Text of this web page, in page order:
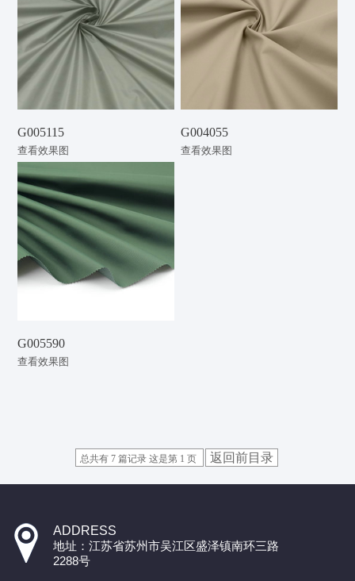
G005115
查看效果图
G004055
查看效果图
G005590
查看效果图
总共有 7 篇记录 这是第 1 页 返回前目录
ADDRESS
地址：江苏省苏州市吴江区盛泽镇南环三路
2288号